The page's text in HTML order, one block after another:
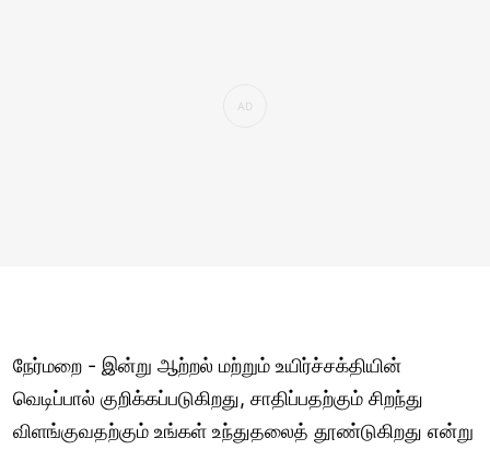
நேர்மறை - இன்று ஆற்றல் மற்றும் உயிர்ச்சக்தியின்
வெடிப்பால் குறிக்கப்படுகிறது, சாதிப்பதற்கும் சிறந்து
விளங்குவதற்கும் உங்கள் உந்துதலைத் தூண்டுகிறது என்று